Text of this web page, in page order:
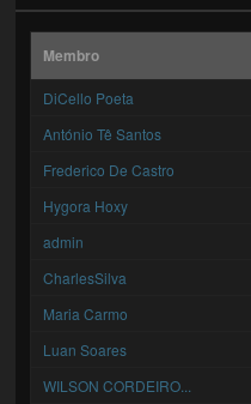
Membro
DiCello Poeta
António Tê Santos
Frederico De Castro
Hygora Hoxy
admin
CharlesSilva
Maria Carmo
Luan Soares
WILSON CORDEIRO...